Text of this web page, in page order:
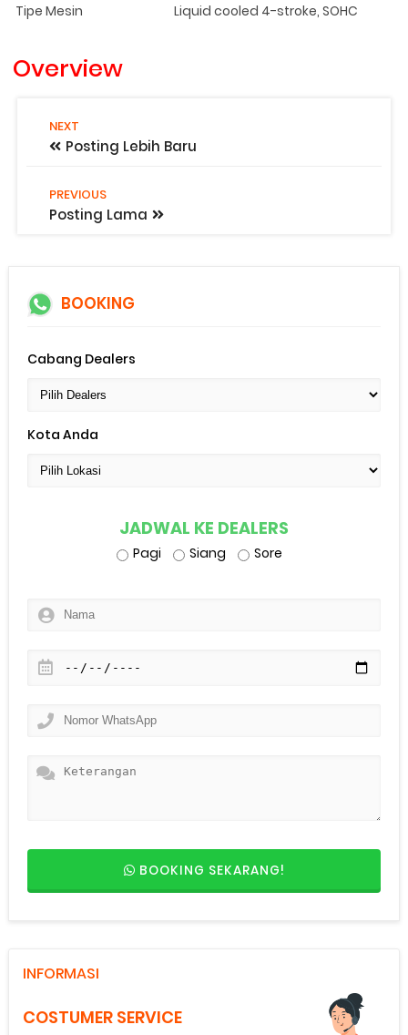
Tipe Mesin
Liquid cooled 4-stroke, SOHC
Overview
NEXT
Posting Lebih Baru
PREVIOUS
Posting Lama
BOOKING
Cabang Dealers
Kota Anda
JADWAL KE DEALERS
Pagi Siang Sore
BOOKING SEKARANG!
INFORMASI
COSTUMER SERVICE